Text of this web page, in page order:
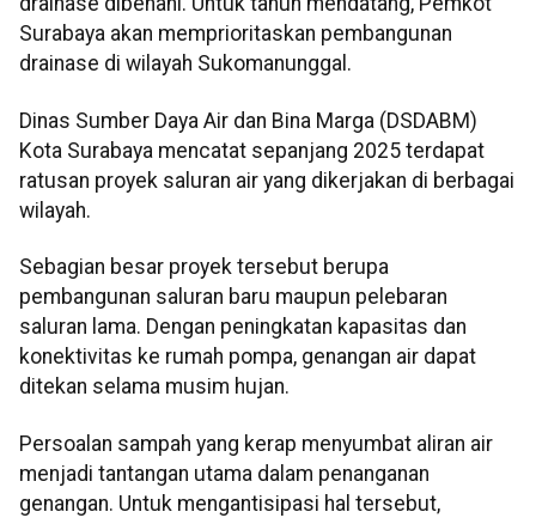
Surabaya akan memprioritaskan pembangunan
drainase di wilayah Sukomanunggal.
Dinas Sumber Daya Air dan Bina Marga (DSDABM)
Kota Surabaya mencatat sepanjang 2025 terdapat
ratusan proyek saluran air yang dikerjakan di berbagai
wilayah.
Sebagian besar proyek tersebut berupa
pembangunan saluran baru maupun pelebaran
saluran lama. Dengan peningkatan kapasitas dan
konektivitas ke rumah pompa, genangan air dapat
ditekan selama musim hujan.
Persoalan sampah yang kerap menyumbat aliran air
menjadi tantangan utama dalam penanganan
genangan. Untuk mengantisipasi hal tersebut,